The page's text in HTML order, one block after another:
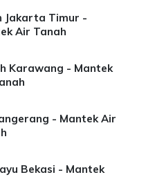
Jakarta Timur -
Air Tanah
Karawang - Mantek
- Mantek Air
Bekasi - Mantek